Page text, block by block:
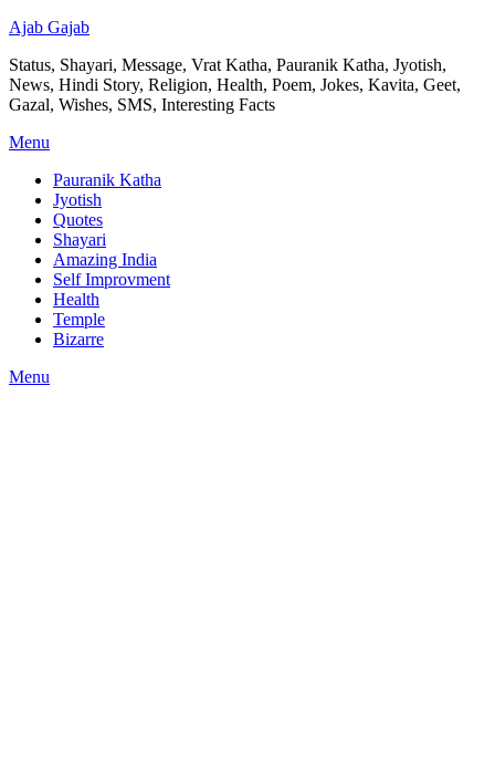
Ajab Gajab
Status, Shayari, Message, Vrat Katha, Pauranik Katha, Jyotish,
News, Hindi Story, Religion, Health, Poem, Jokes, Kavita, Geet,
Gazal, Wishes, SMS, Interesting Facts
Menu
Pauranik Katha
Jyotish
Quotes
Shayari
Amazing India
Self Improvment
Health
Temple
Bizarre
Menu